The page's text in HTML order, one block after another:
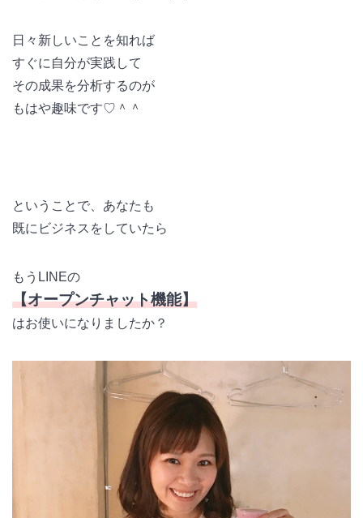
日々新しいことを知れば
すぐに自分が実践して
その成果を分析するのが
もはや趣味です♡＾＾
ということで、あなたも
既にビジネスをしていたら
もうLINEの
【オープンチャット機能】
はお使いになりましたか？